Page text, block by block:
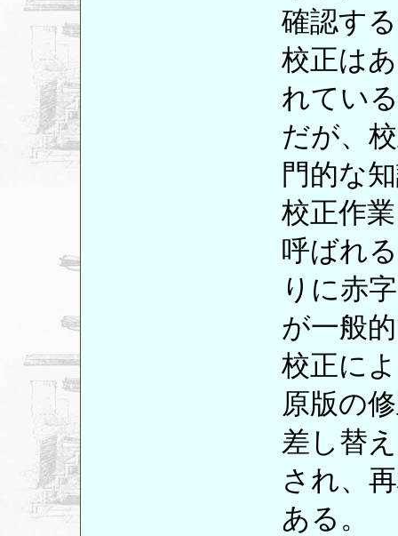
確認す
校正は
れてい
だが、
門的な
校正作
呼ばれ
りに赤
が一般
校正に
原版の
差し替
され、
ある。